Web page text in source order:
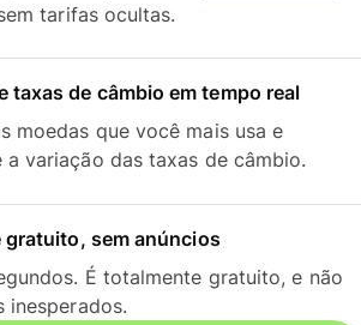
tarifas ocultas.
taxas de câmbio em tempo real
moedas que você mais usa e
a variação das taxas de câmbio.
gratuito, sem anúncios
É totalmente gratuito, e não
inesperados.